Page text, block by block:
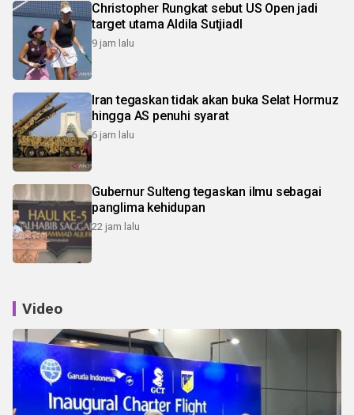
Christopher Rungkat sebut US Open jadi
target utama Aldila SutjiadI
9 jam lalu
Iran tegaskan tidak akan buka Selat Hormuz
hingga AS penuhi syarat
6 jam lalu
Gubernur Sulteng tegaskan ilmu sebagai
panglima kehidupan
22 jam lalu
Video